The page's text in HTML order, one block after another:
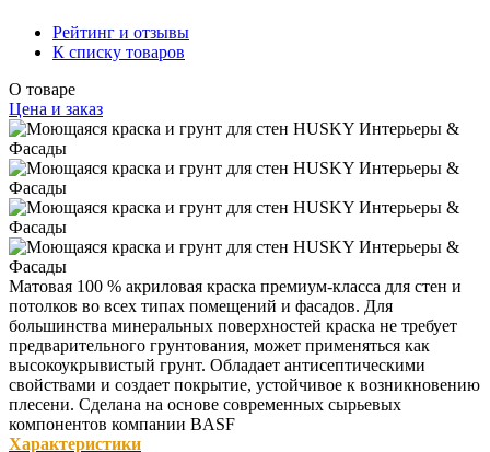
Рейтинг и отзывы
К списку товаров
О товаре
Цена и заказ
Матовая 100 % акриловая краска премиум-класса для стен и
потолков во всех типах помещений и фасадов. Для
большинства минеральных поверхностей краска не требует
предварительного грунтования, может применяться как
высокоукрывистый грунт. Обладает антисептическими
свойствами и создает покрытие, устойчивое к возникновению
плесени. Сделана на основе современных сырьевых
компонентов компании BASF
Характеристики